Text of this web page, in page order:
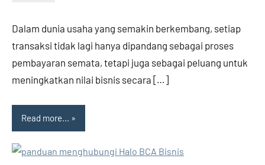
Dalam dunia usaha yang semakin berkembang, setiap
transaksi tidak lagi hanya dipandang sebagai proses
pembayaran semata, tetapi juga sebagai peluang untuk
meningkatkan nilai bisnis secara […]
Read more...